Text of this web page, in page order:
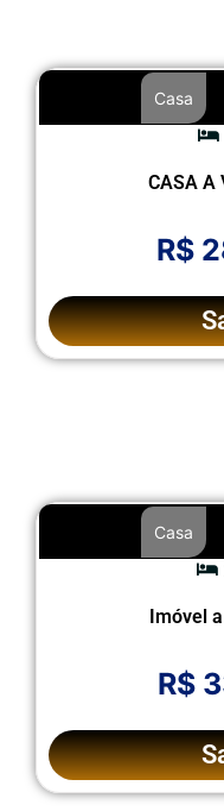
Casa
CASA A
R$
Casa
Imóvel
R$